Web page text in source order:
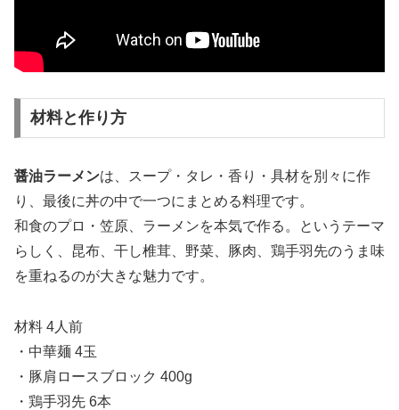
材料と作り方
醤油ラーメンは、スープ・タレ・香り・具材を別々に作
り、最後に丼の中で一つにまとめる料理です。
和食のプロ・笠原、ラーメンを本気で作る。というテーマ
らしく、昆布、干し椎茸、野菜、豚肉、鶏手羽先のうま味
を重ねるのが大きな魅力です。
材料 4人前
・中華麺 4玉
・豚肩ロースブロック 400g
・鶏手羽先 6本